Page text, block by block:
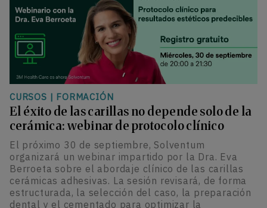
CURSOS | FORMACIÓN
El éxito de las carillas no depende solo de la
cerámica: webinar de protocolo clínico
El próximo 30 de septiembre, Solventum
organizará un webinar impartido por la Dra. Eva
Berroeta sobre el abordaje clínico de las carillas
cerámicas adhesivas. La sesión revisará, de forma
estructurada, la selección del caso, la preparación
dental y el cementado para optimizar la